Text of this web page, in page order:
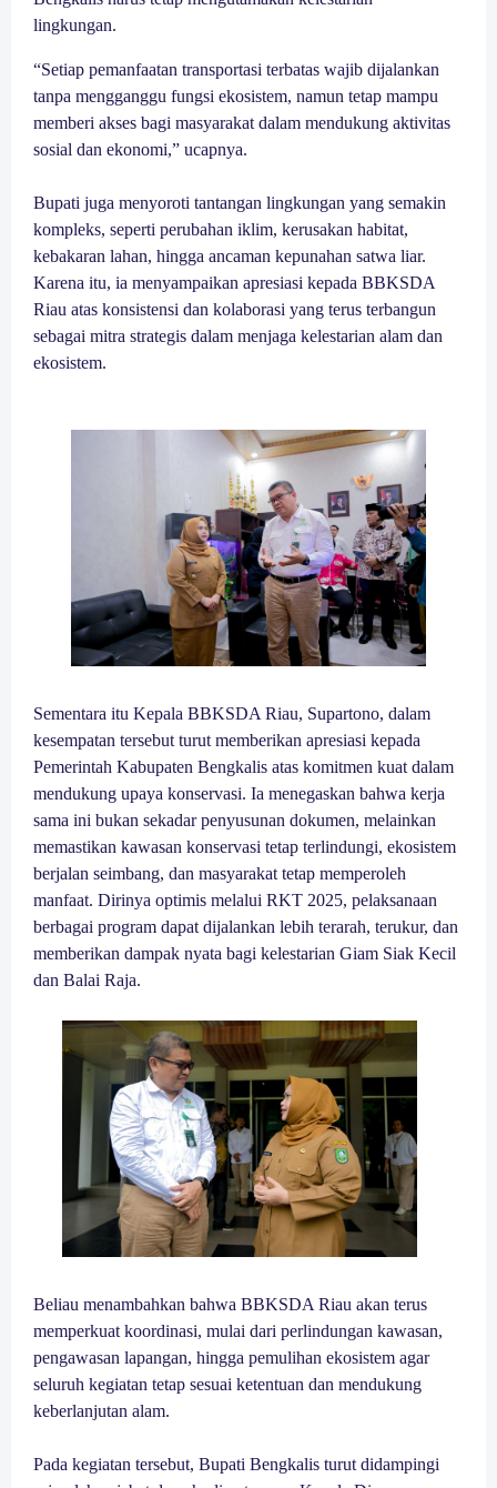
lingkungan.
“Setiap pemanfaatan transportasi terbatas wajib dijalankan
tanpa mengganggu fungsi ekosistem, namun tetap mampu
memberi akses bagi masyarakat dalam mendukung aktivitas
sosial dan ekonomi,” ucapnya.
Bupati juga menyoroti tantangan lingkungan yang semakin
kompleks, seperti perubahan iklim, kerusakan habitat,
kebakaran lahan, hingga ancaman kepunahan satwa liar.
Karena itu, ia menyampaikan apresiasi kepada BBKSDA
Riau atas konsistensi dan kolaborasi yang terus terbangun
sebagai mitra strategis dalam menjaga kelestarian alam dan
ekosistem.
Sementara itu Kepala BBKSDA Riau, Supartono, dalam
kesempatan tersebut turut memberikan apresiasi kepada
Pemerintah Kabupaten Bengkalis atas komitmen kuat dalam
mendukung upaya konservasi. Ia menegaskan bahwa kerja
sama ini bukan sekadar penyusunan dokumen, melainkan
memastikan kawasan konservasi tetap terlindungi, ekosistem
berjalan seimbang, dan masyarakat tetap memperoleh
manfaat. Dirinya optimis melalui RKT 2025, pelaksanaan
berbagai program dapat dijalankan lebih terarah, terukur, dan
memberikan dampak nyata bagi kelestarian Giam Siak Kecil
dan Balai Raja.
Beliau menambahkan bahwa BBKSDA Riau akan terus
memperkuat koordinasi, mulai dari perlindungan kawasan,
pengawasan lapangan, hingga pemulihan ekosistem agar
seluruh kegiatan tetap sesuai ketentuan dan mendukung
keberlanjutan alam.
Pada kegiatan tersebut, Bupati Bengkalis turut didampingi